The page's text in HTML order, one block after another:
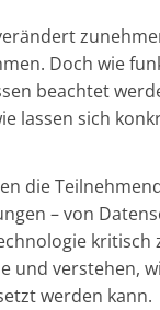
Doch wie
beachtet
lassen sich
die
– von
und verstehen,
werden kann.